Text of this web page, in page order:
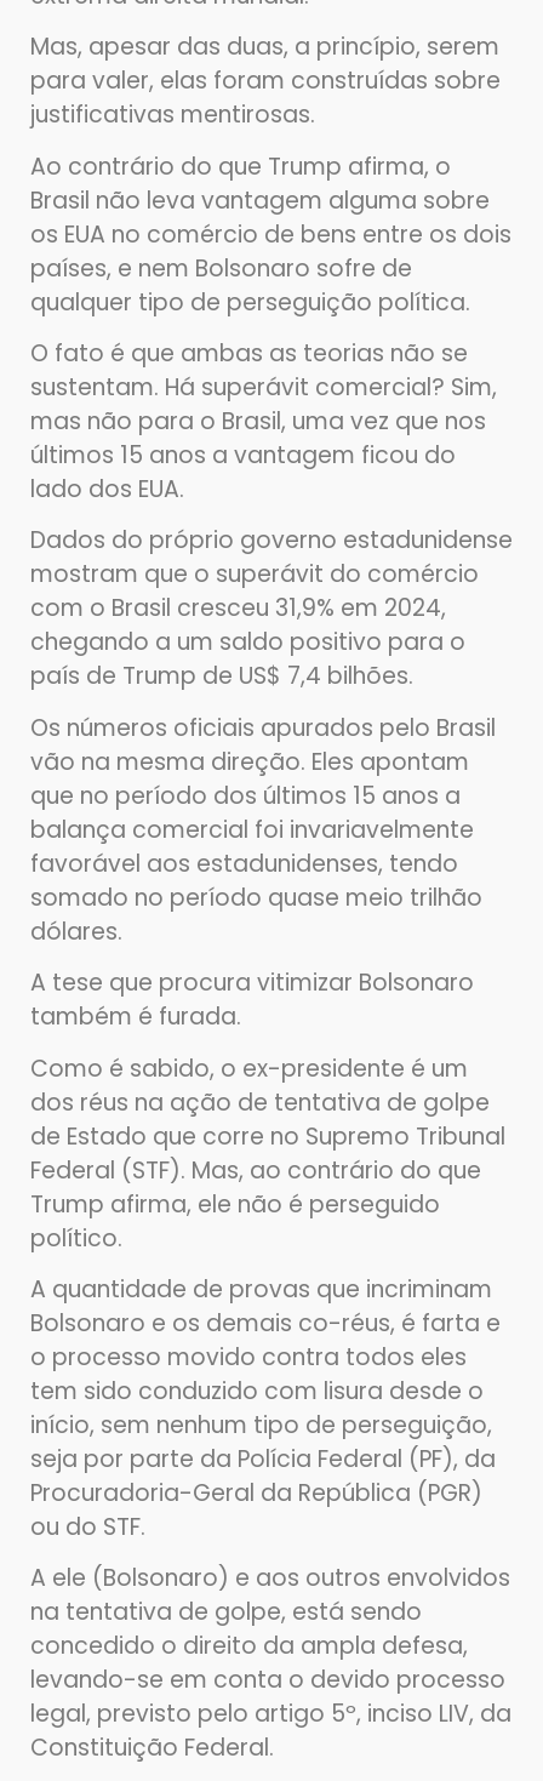
Mas, apesar das duas, a princípio, serem
para valer, elas foram construídas sobre
justificativas mentirosas.
Ao contrário do que Trump afirma, o
Brasil não leva vantagem alguma sobre
os EUA no comércio de bens entre os dois
países, e nem Bolsonaro sofre de
qualquer tipo de perseguição política.
O fato é que ambas as teorias não se
sustentam. Há superávit comercial? Sim,
mas não para o Brasil, uma vez que nos
últimos 15 anos a vantagem ficou do
lado dos EUA.
Dados do próprio governo estadunidense
mostram que o superávit do comércio
com o Brasil cresceu 31,9% em 2024,
chegando a um saldo positivo para o
país de Trump de US$ 7,4 bilhões.
Os números oficiais apurados pelo Brasil
vão na mesma direção. Eles apontam
que no período dos últimos 15 anos a
balança comercial foi invariavelmente
favorável aos estadunidenses, tendo
somado no período quase meio trilhão
dólares.
A tese que procura vitimizar Bolsonaro
também é furada.
Como é sabido, o ex-presidente é um
dos réus na ação de tentativa de golpe
de Estado que corre no Supremo Tribunal
Federal (STF). Mas, ao contrário do que
Trump afirma, ele não é perseguido
político.
A quantidade de provas que incriminam
Bolsonaro e os demais co-réus, é farta e
o processo movido contra todos eles
tem sido conduzido com lisura desde o
início, sem nenhum tipo de perseguição,
seja por parte da Polícia Federal (PF), da
Procuradoria-Geral da República (PGR)
ou do STF.
A ele (Bolsonaro) e aos outros envolvidos
na tentativa de golpe, está sendo
concedido o direito da ampla defesa,
levando-se em conta o devido processo
legal, previsto pelo artigo 5º, inciso LIV, da
Constituição Federal.